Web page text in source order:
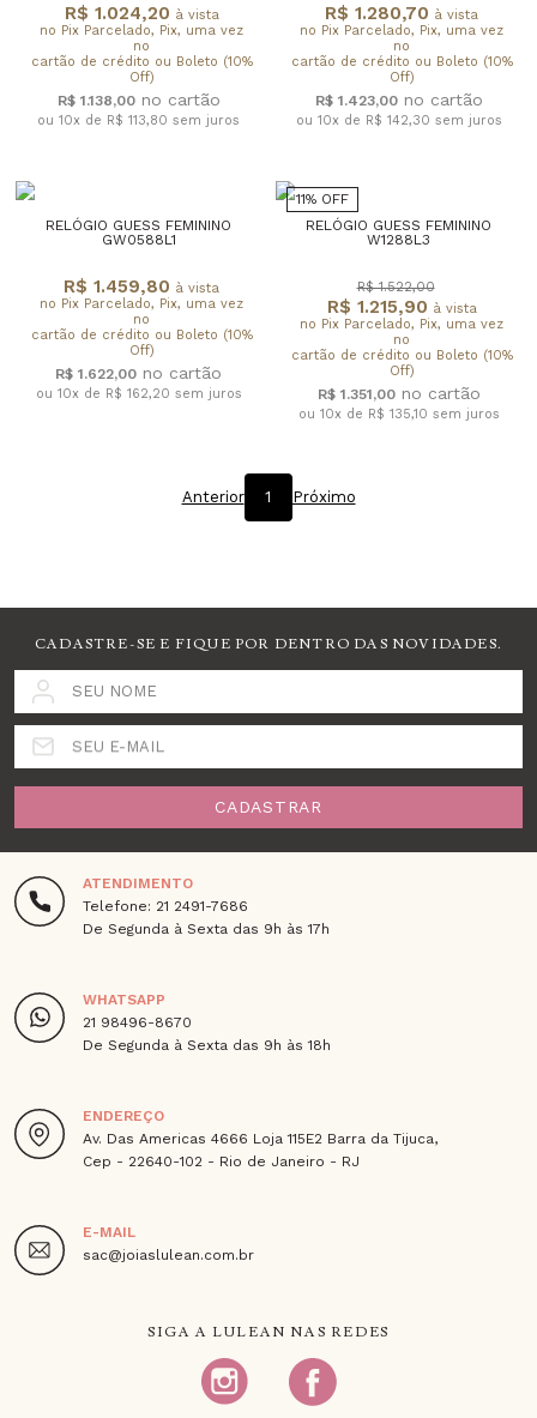
R$ 1.024,20 à vista
no Pix Parcelado, Pix, uma vez
no
cartão de crédito ou Boleto (10%
Off)
R$ 1.138,00
ou 10x de R$ 113,80 sem juros
R$ 1.280,70 à vista
no Pix Parcelado, Pix, uma vez
no
cartão de crédito ou Boleto (10%
Off)
R$ 1.423,00
ou 10x de R$ 142,30 sem juros
RELÓGIO GUESS FEMININO
GW0588L1
R$ 1.459,80 à vista
no Pix Parcelado, Pix, uma vez
no
cartão de crédito ou Boleto (10%
Off)
R$ 1.622,00
ou 10x de R$ 162,20 sem juros
11% OFF
RELÓGIO GUESS FEMININO
W1288L3
R$ 1.215,90 à vista
no Pix Parcelado, Pix, uma vez
no
cartão de crédito ou Boleto (10%
Off)
R$ 1.522,00
R$ 1.351,00
ou 10x de R$ 135,10 sem juros
Anterior 1 Próximo
CADASTRE-SE E FIQUE POR DENTRO DAS NOVIDADES.
SEU NOME
SEU E-MAIL
CADASTRAR
ATENDIMENTO
Telefone: 21 2491-7686
De Segunda à Sexta das 9h às 17h
WHATSAPP
21 98496-8670
De Segunda à Sexta das 9h às 18h
ENDEREÇO
Av. Das Americas 4666 Loja 115E2 Barra da Tijuca,
Cep - 22640-102 - Rio de Janeiro - RJ
E-MAIL
sac@joiaslulean.com.br
SIGA A LULEAN NAS REDES